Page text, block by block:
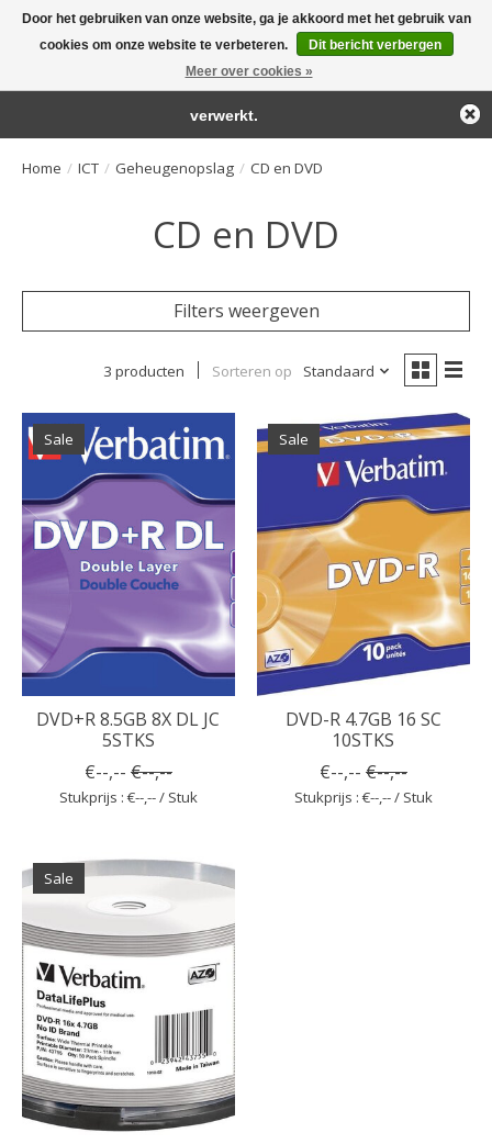
Large selection of products and fast shipping!
Home / ICT / Geheugenopslag / CD en DVD
CD en DVD
Filters weergeven
3 producten Sorteren op Standaard
Sale
DVD+R 8.5GB 8X DL JC
5STKS
€--,-- €--,--
Stukprijs : €--,-- / Stuk
Sale
DVD-R 4.7GB 16 SC
10STKS
€--,-- €--,--
Stukprijs : €--,-- / Stuk
Sale
Door het gebruiken van onze website, ga je akkoord met het gebruik van
cookies om onze website te verbeteren.
Dit bericht verbergen
Meer over cookies »
← Keer terug naar de backofficeDeze winkel is in aanbouw.
Eventueel geplaatste orders zullen niet worden gehonoreerd of
verwerkt.